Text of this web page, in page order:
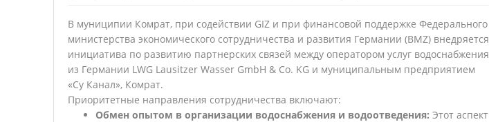
В муниципии Комрат, при содействии GIZ и при финансовой поддержке Федерального
министерства экономического сотрудничества и развития Германии (BMZ) внедряется
инициатива по развитию партнерских связей между оператором услуг водоснабжения
из Германии LWG Lausitzer Wasser GmbH & Co. KG и муниципальным предприятием
«Су Канал», Комрат.
Приоритетные направления сотрудничества включают:
Обмен опытом в организации водоснабжения и водоотведения: Этот аспект